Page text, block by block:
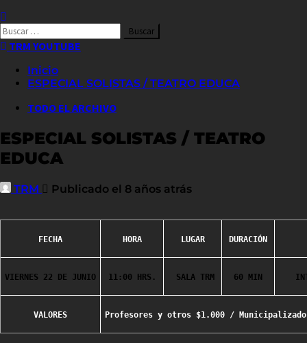
Buscar
por:TRM YOUTUBE
Inicio
ESPECIAL SOLISTAS / TEATRO EDUCA
TODO EL ARCHIVO
ESPECIAL SOLISTAS / TEATRO
EDUCA
TRM Publicado el 8 años atrás
FECHA HORA LUGAR DURACIÓN
VIERNES 22 DE JUNIO 11:00 HRS. SALA TRM 60 MIN
VALORES Profesores y otros $1.000 /